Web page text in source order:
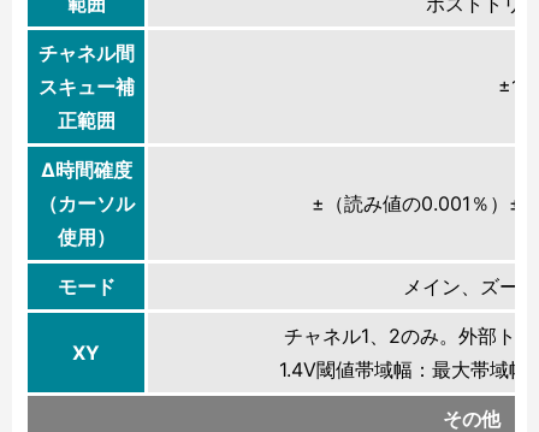
チャネル間
スキュー補
正範囲
Δ時間確度
（カーソル
使用）
±（読み値の0.001％）±
モード メイン、ズー
XY
チャネル1、2のみ。外部ト
1.4V閾値帯域幅：最大帯域
その他